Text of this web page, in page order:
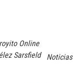
Online
Sarsfield
Noticias